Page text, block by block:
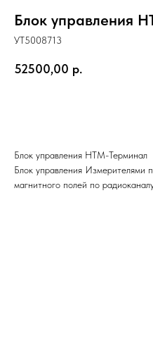
Блок управления
УТ5008713
52500,00 р.
Блок управления НТМ-Терминал
Блок управления Измерителями
магнитного полей по